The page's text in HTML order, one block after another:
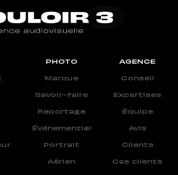
PHOTO
Marque
Savoir-faire
Reportage
Événementiel
Portrait
Aérien
AGENCE
Conseil
Expertises
Équipe
Avis
Clients
Cas clients